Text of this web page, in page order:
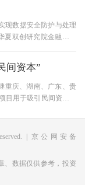
现数据安全防护与处理
双创研究院金融行业
间资本”
重庆、湖南、广东、贵
目用于吸引民间资本。
| 京公网安备
、数据仅供参考，投资